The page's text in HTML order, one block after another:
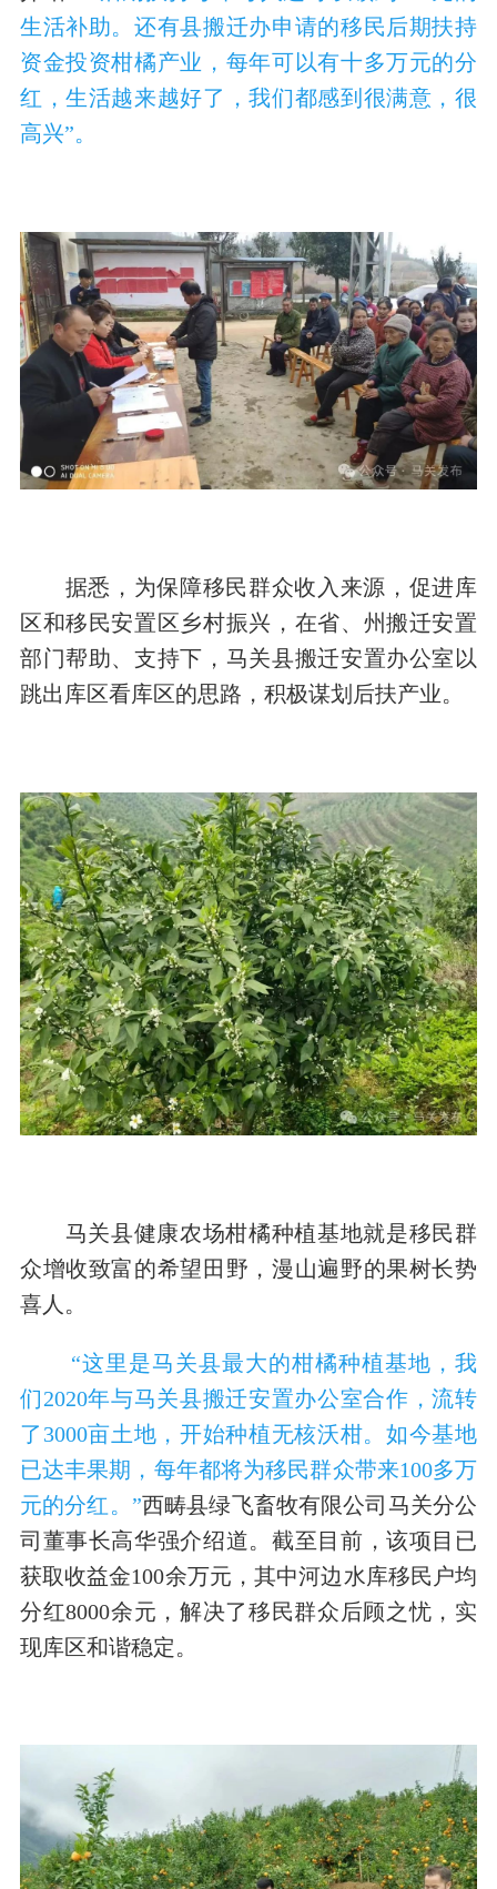
生活补助。还有县搬迁办申请的移民后期扶持
资金投资柑橘产业，每年可以有十多万元的分
红，生活越来越好了，我们都感到很满意，很
高兴”。
据悉，为保障移民群众收入来源，促进库
区和移民安置区乡村振兴，在省、州搬迁安置
部门帮助、支持下，马关县搬迁安置办公室以
跳出库区看库区的思路，积极谋划后扶产业。
马关县健康农场柑橘种植基地就是移民群
众增收致富的希望田野，漫山遍野的果树长势
喜人。
“这里是马关县最大的柑橘种植基地，我
们2020年与马关县搬迁安置办公室合作，流转
了3000亩土地，开始种植无核沃柑。如今基地
已达丰果期，每年都将为移民群众带来100多万
元的分红。”西畴县绿飞畜牧有限公司马关分公
司董事长高华强介绍道。截至目前，该项目已
获取收益金100余万元，其中河边水库移民户均
分红8000余元，解决了移民群众后顾之忧，实
现库区和谐稳定。